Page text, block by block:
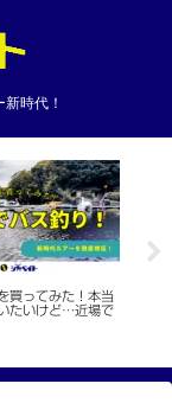
時代！
買ってみた！本当
たいけど…近場で